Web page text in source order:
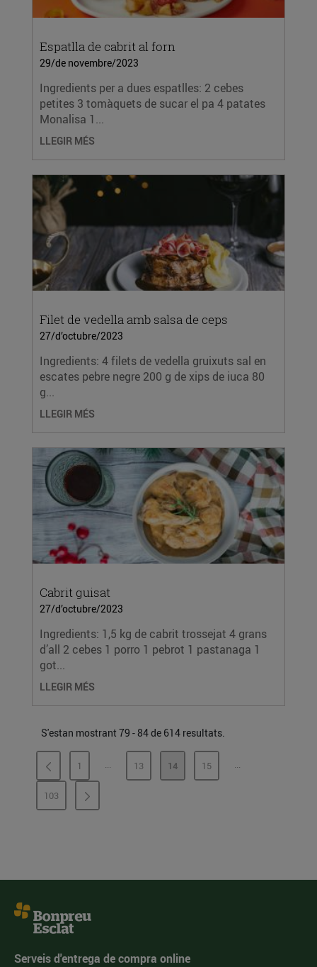
Espatlla de cabrit al forn
29/de novembre/2023
Ingredients per a dues espatlles: 2 cebes
petites 3 tomàquets de sucar el pa 4 patates
Monalisa 1...
LLEGIR MÉS
Filet de vedella amb salsa de ceps
27/d’octubre/2023
Ingredients: 4 filets de vedella gruixuts sal en
escates pebre negre 200 g de xips de iuca 80
g...
LLEGIR MÉS
Cabrit guisat
27/d’octubre/2023
Ingredients: 1,5 kg de cabrit trossejat 4 grans
d’all 2 cebes 1 porro 1 pebrot 1 pastanaga 1
got...
LLEGIR MÉS
S'estan mostrant 79 - 84 de 614 resultats.
PÀGINA
1 ...PÀGINES INTERMÈDIES
PÀGINA
13 PÀGINA
14 PÀGINA
15 ...PÀGINES
PÀGINA
103
Serveis d'entrega de compra online